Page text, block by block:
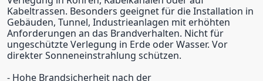
Kabeltrassen. Besonders geeignet für die Installation in
Gebäuden, Tunnel, Industrieanlagen mit erhöhten
Anforderungen an das Brandverhalten. Nicht für
ungeschützte Verlegung in Erde oder Wasser. Vor
direkter Sonneneinstrahlung schützen.
- Hohe Brandsicherheit nach der